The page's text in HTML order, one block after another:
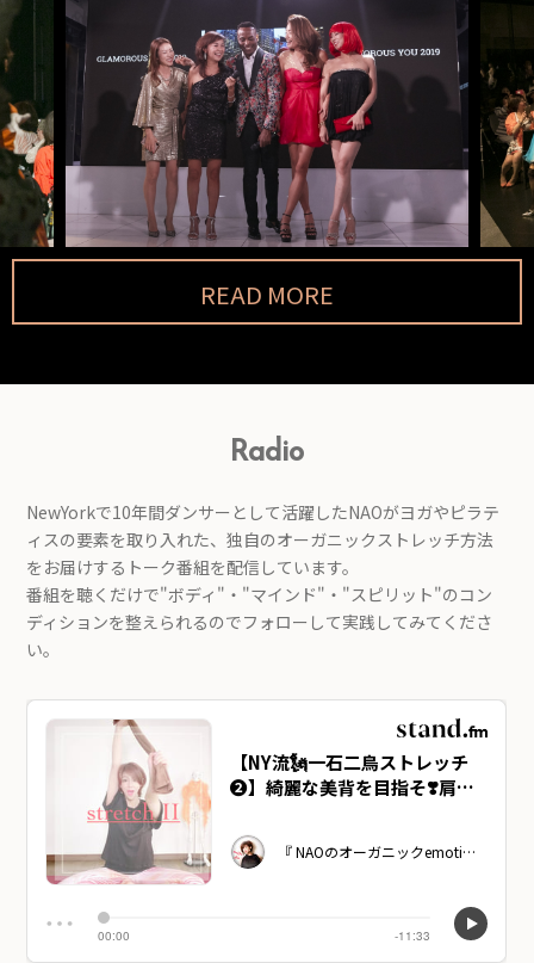
READ MORE
Radio
NewYorkで10年間ダンサーとして活躍したNAOがヨガやピラテ
ィスの要素を取り入れた、独自のオーガニックストレッチ方法
を お届けするトーク番組を配信しています。
番組を聴くだけで"ボディ"・"マインド"・"スピリット"のコン
ディションを整えられるのでフォローして実践してみてくださ
い。